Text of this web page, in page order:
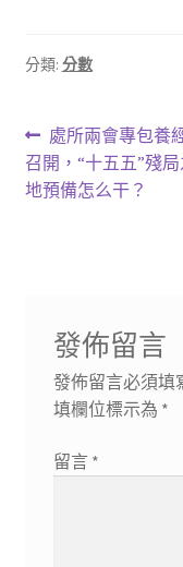
分類: 分數
文
章
上
一
篇
處所兩會專包養
召開，“十五五”殘
地預備怎么干？
發佈留言
發佈留言必須填
填欄位標示為 *
留言 *